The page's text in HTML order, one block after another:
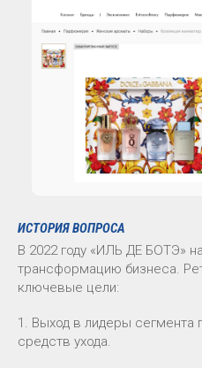
ИСТОРИЯ ВОПРОСА
В 2022 году «ИЛЬ ДЕ БОТЭ»
трансформацию бизнеса.
ключевые цели:
1. Выход в лидеры сегмента
средств ухода.